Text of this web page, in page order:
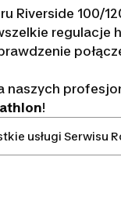
Riverside 100/
regulacje
naszych
!
usługi Serwisu